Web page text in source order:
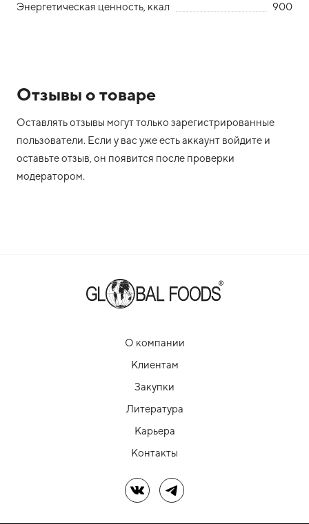
Энергетическая ценность, ккал
900
Отзывы о товаре
Оставлять отзывы могут только зарегистрированные
пользователи. Если у вас уже есть аккаунт войдите и
оставьте отзыв, он появится после проверки
модератором.
О компании
Клиентам
Закупки
Литература
Карьера
Контакты
Мы в ВКМы в Telegram